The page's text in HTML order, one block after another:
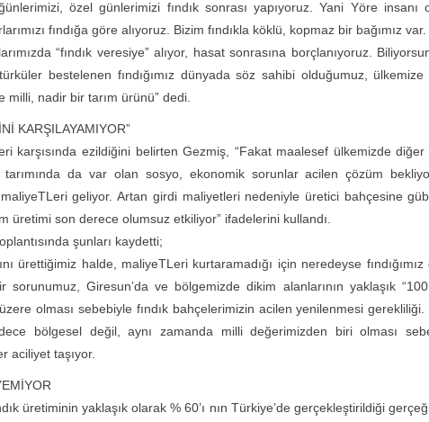
özel günlerimizi fındık sonrası yapıyoruz. Yani Yöre insanı
fındığa göre alıyoruz. Bizim fındıkla köklü, kopmaz bir bağımız var.
“fındık veresiye” alıyor, hasat sonrasına borçlanıyoruz.
bestelenen fındığımız dünyada söz sahibi olduğumuz, ülkemize
milli, nadir bir tarım ürünü” dedi.
KARŞILAYAMIYOR”
karşısında ezildiğini belirten Gezmiş, “Fakat maalesef ülkemizde diğer
tarımında da var olan sosyo, ekonomik sorunlar acilen çözüm
geliyor. Artan girdi maliyetleri nedeniyle üretici bahçesine
üretimi son derece olumsuz etkiliyor” ifadelerini kullandı.
şunları kaydetti;
ürettiğimiz halde, maliyeTLeri kurtaramadığı için neredeyse fındığımız
Giresun’da ve bölgemizde dikim alanlarının yaklaşık “100
olması sebebiyle fındık bahçelerimizin acilen yenilenmesi gerekliliği.
bölgesel değil, aynı zamanda milli değerimizden biri olması
aciliyet taşıyor.
üretiminin yaklaşık olarak % 60’ı nın Türkiye’de gerçekleştirildiği